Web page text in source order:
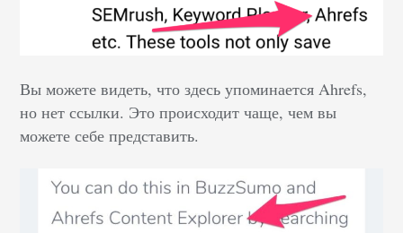
Вы можете видеть, что здесь упоминается Ahrefs,
но нет ссылки. Это происходит чаще, чем вы
можете себе представить.